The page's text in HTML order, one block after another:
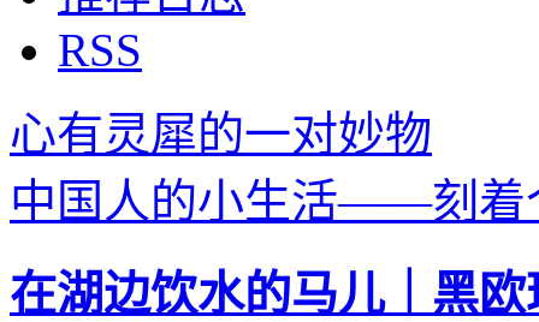
RSS
心有灵犀的一对妙物
中国人的小生活——刻着
在湖边饮水的马儿｜黑